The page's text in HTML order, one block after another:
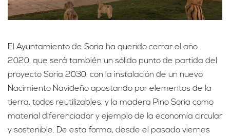
El Ayuntamiento de Soria ha querido cerrar el año
2020, que será también un sólido punto de partida del
proyecto Soria 2030, con la instalación de un nuevo
Nacimiento Navideño apostando por elementos de la
tierra, todos reutilizables, y la madera Pino Soria como
material diferenciador y ejemplo de la economía circular
y sostenible. De esta forma, desde el pasado viernes